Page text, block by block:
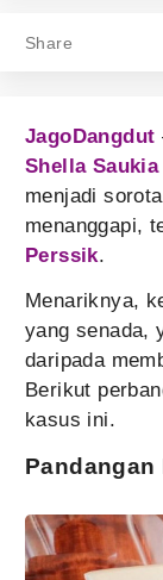
Share
JagoDangdut
Shella Saukia
menjadi
menanggapi,
Perssik.
Menariknya,
yang senada,
daripada
Berikut
kasus ini.
Pandangan